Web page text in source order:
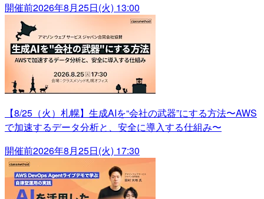
開催前2026年8月25日(火) 13:00
【8/25（火）札幌】生成AIを“会社の武器”にする方法〜AWS
で加速するデータ分析と、安全に導入する仕組み〜
開催前2026年8月25日(火) 17:30